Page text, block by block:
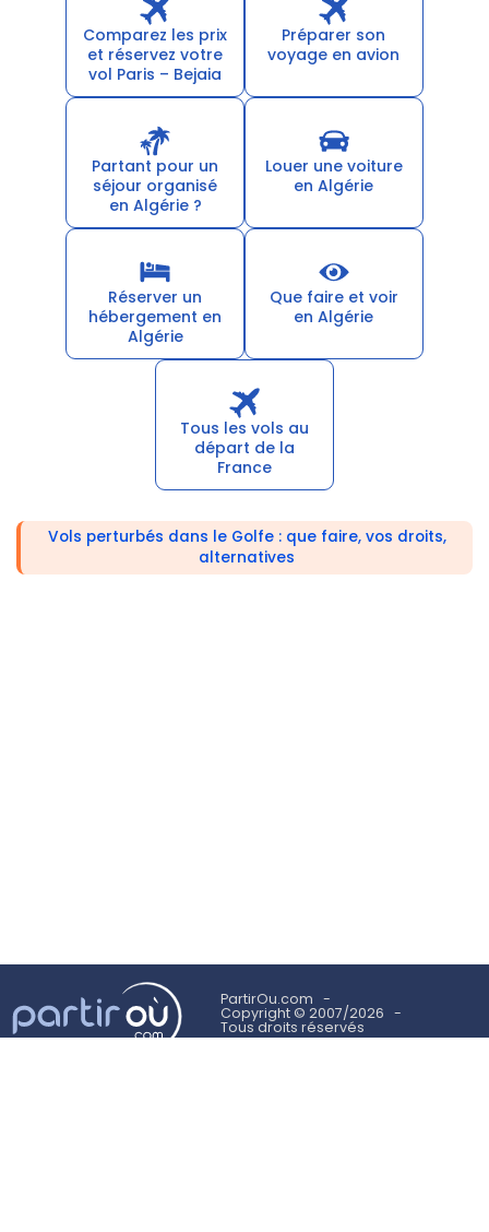
Comparez les prix
et réservez votre
vol Paris – Bejaia
Préparer son
voyage en avion
Partant pour un
séjour organisé
en Algérie ?
Louer une voiture
en Algérie
Réserver un
hébergement en
Algérie
Que faire et voir
en Algérie
Tous les vols au
départ de la
France
Vols perturbés dans le Golfe : que faire, vos droits,
alternatives
PartirOu.com
Copyright © 2007/2026
Tous droits réservés